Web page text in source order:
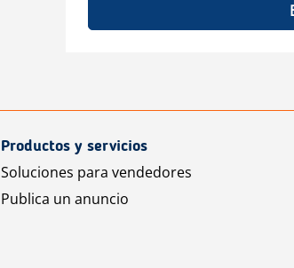
Productos y servicios
Soluciones para vendedores
Publica un anuncio